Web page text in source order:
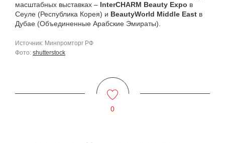
масштабных выставках – InterCHARM Beauty Expo в
Сеуле (Республика Корея) и BeautyWorld Middle East в
Дубае (Объединенные Арабские Эмираты).
Источник: Минпромторг РФ
Фото: shutterstock
0